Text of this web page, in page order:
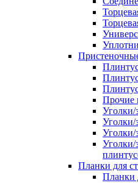
Прочие
Уголки/
Уголки/
Уголки/
Уголки/
Планки для
Планки